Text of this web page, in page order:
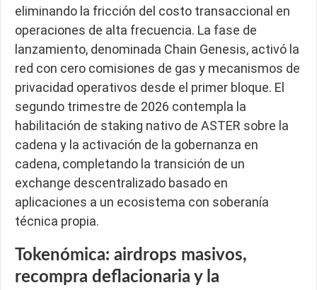
eliminando la fricción del costo transaccional en
operaciones de alta frecuencia. La fase de
lanzamiento, denominada Chain Genesis, activó la
red con cero comisiones de gas y mecanismos de
privacidad operativos desde el primer bloque. El
segundo trimestre de 2026 contempla la
habilitación de staking nativo de ASTER sobre la
cadena y la activación de la gobernanza en
cadena, completando la transición de un
exchange descentralizado basado en
aplicaciones a un ecosistema con soberanía
técnica propia.
Tokenómica: airdrops masivos,
recompra deflacionaria y la